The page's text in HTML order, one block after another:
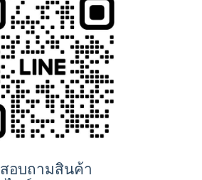
สอบถามสินค้า